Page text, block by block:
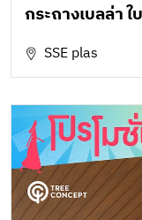
กระถางเบลล่า
SSE plas